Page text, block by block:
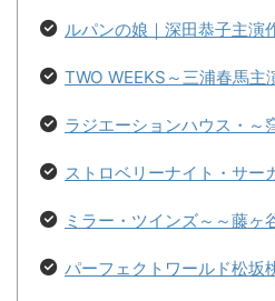
ルパンの娘｜深田恭子主演
TWO WEEKS～三浦春馬主
ラジエーションハウス・～
ストロベリーナイト・サー
ミラー・ツインズ～～藤ヶ
パーフェクトワールド松坂